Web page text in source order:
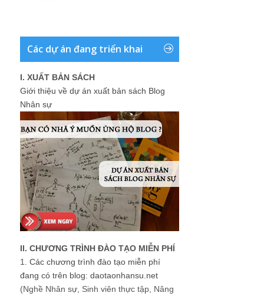
Các dự án đang triển khai
I. XUẤT BẢN SÁCH
Giới thiệu về dự án xuất bản sách Blog
Nhân sự
II. CHƯƠNG TRÌNH ĐÀO TẠO MIỄN PHÍ
1. Các chương trình đào tạo miễn phí
đang có trên blog: daotaonhansu.net
(Nghề Nhân sự, Sinh viên thực tập, Nâng